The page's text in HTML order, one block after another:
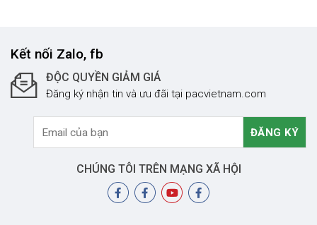
Kết nối Zalo, fb
ĐỘC QUYỀN GIẢM GIÁ
Đăng ký nhận tin và ưu đãi tại pacvietnam.com
CHÚNG TÔI TRÊN MẠNG XÃ HỘI